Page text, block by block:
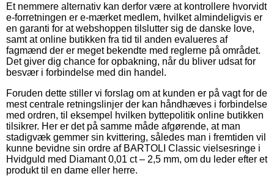
Et nemmere alternativ kan derfor være at kontrollere hvorvidt
e-forretningen er e-mærket medlem, hvilket almindeligvis er
en garanti for at webshoppen tilslutter sig de danske love,
samt at online butikken fra tid til anden evalueres af
fagmænd der er meget bekendte med reglerne på området.
Det giver dig chance for opbakning, når du bliver udsat for
besvær i forbindelse med din handel.
Foruden dette stiller vi forslag om at kunden er på vagt for de
mest centrale retningslinjer der kan håndhæves i forbindelse
med ordren, til eksempel hvilken byttepolitik online butikken
tilsikrer. Her er det på samme måde afgørende, at man
stadigvæk gemmer sin kvittering, således man i fremtiden vil
kunne bevidne sin ordre af BARTOLI Classic vielsesringe i
Hvidguld med Diamant 0,01 ct – 2,5 mm, om du leder efter et
produkt til en dame eller herre.